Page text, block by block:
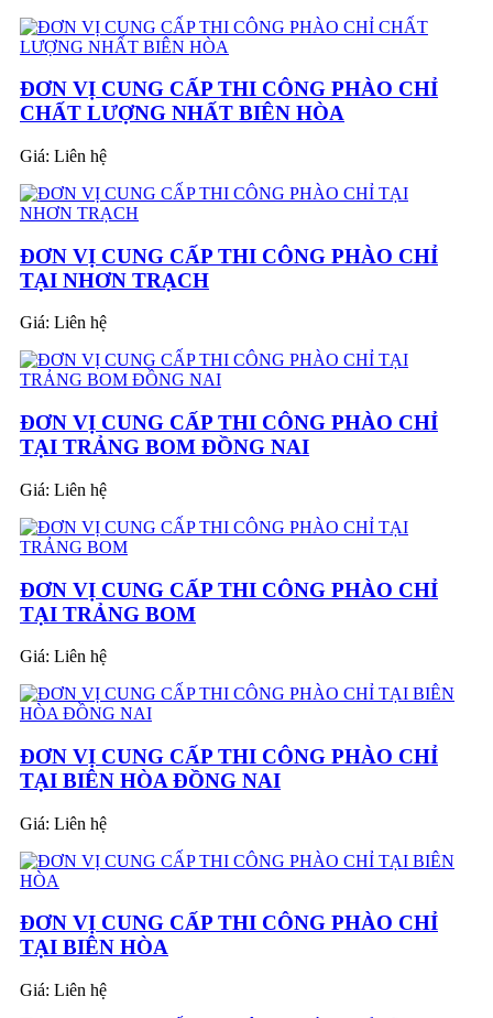
ĐƠN VỊ CUNG CẤP THI CÔNG PHÀO CHỈ
CHẤT LƯỢNG NHẤT BIÊN HÒA
Giá: Liên hệ
ĐƠN VỊ CUNG CẤP THI CÔNG PHÀO CHỈ
TẠI NHƠN TRẠCH
Giá: Liên hệ
ĐƠN VỊ CUNG CẤP THI CÔNG PHÀO CHỈ
TẠI TRẢNG BOM ĐỒNG NAI
Giá: Liên hệ
ĐƠN VỊ CUNG CẤP THI CÔNG PHÀO CHỈ
TẠI TRẢNG BOM
Giá: Liên hệ
ĐƠN VỊ CUNG CẤP THI CÔNG PHÀO CHỈ
TẠI BIÊN HÒA ĐỒNG NAI
Giá: Liên hệ
ĐƠN VỊ CUNG CẤP THI CÔNG PHÀO CHỈ
TẠI BIÊN HÒA
Giá: Liên hệ